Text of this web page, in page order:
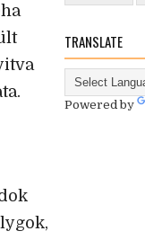
TRANSLATE
Powered by